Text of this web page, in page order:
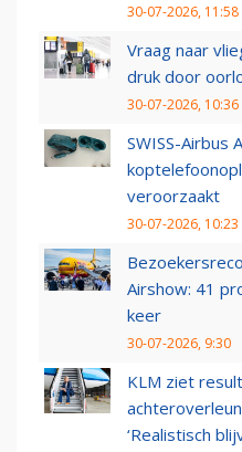
30-07-2026, 11:58
Vraag naar
druk door
30-07-2026, 10:36
SWISS-Airbus
veroorzaakt
30-07-2026, 10:23
Airshow: 41
keer
30-07-2026, 9:30
KLM ziet
‘Realistisch